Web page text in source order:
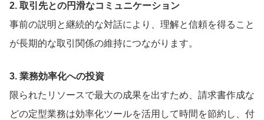
2. 取引先との円滑なコミュニケーション
事前の説明と継続的な対話により、理解と信頼を得ること
が長期的な取引関係の維持につながります。
3. 業務効率化への投資
限られたリソースで最大の成果を出すため、請求書作成な
どの定型業務は効率化ツールを活用して時間を節約し、付